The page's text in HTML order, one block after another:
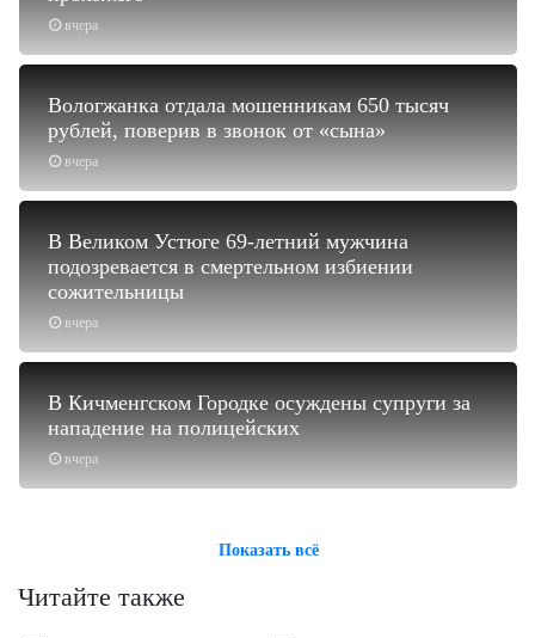
вчера
вчера
Вологжанка отдала мошенникам 650 тысяч
рублей, поверив в звонок от «сына»
вчера
В Великом Устюге 69-летний мужчина
подозревается в смертельном избиении
сожительницы
вчера
В Кичменгском Городке осуждены супруги за
нападение на полицейских
Показать всё
Читайте также